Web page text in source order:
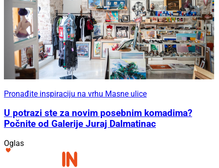
Pronađite inspiraciju na vrhu Masne ulice
U potrazi ste za novim posebnim komadima?
Počnite od Galerije Juraj Dalmatinac
Oglas